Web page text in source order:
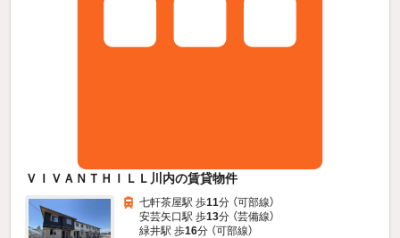
ＶＩＶＡＮＴＨＩＬＬ川内の賃貸物件
七軒茶屋駅 歩11分 （可部線）
安芸矢口駅 歩13分 （芸備線）
緑井駅 歩16分 （可部線）